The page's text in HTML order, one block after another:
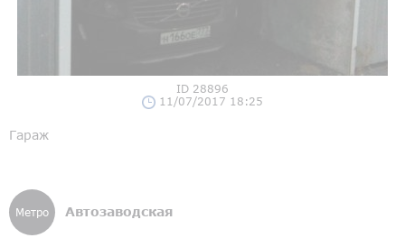
ID 28896
11/07/2017 18:25
Гараж
Метро Автозаводская